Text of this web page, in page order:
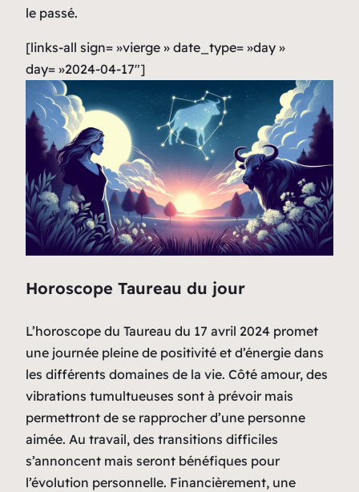
le passé.
[links-all sign= »vierge » date_type= »day »
day= »2024-04-17″]
Horoscope Taureau du jour
L’horoscope du Taureau du 17 avril 2024 promet
une journée pleine de positivité et d’énergie dans
les différents domaines de la vie. Côté amour, des
vibrations tumultueuses sont à prévoir mais
permettront de se rapprocher d’une personne
aimée. Au travail, des transitions difficiles
s’annoncent mais seront bénéfiques pour
l’évolution personnelle. Financièrement, une